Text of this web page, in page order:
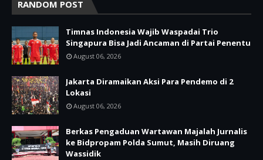
RANDOM POST
Timnas Indonesia Wajib Waspadai Trio
Singapura Bisa Jadi Ancaman di Partai Penentu
August 06, 2026
Jakarta Diramaikan Aksi Para Pendemo di 2
Lokasi
August 06, 2026
Berkas Pengaduan Wartawan Majalah Jurnalis
ke Bidpropam Polda Sumut, Masih Diruang
Wassidik